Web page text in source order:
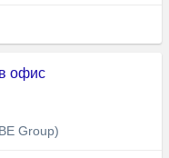
офис
Group)